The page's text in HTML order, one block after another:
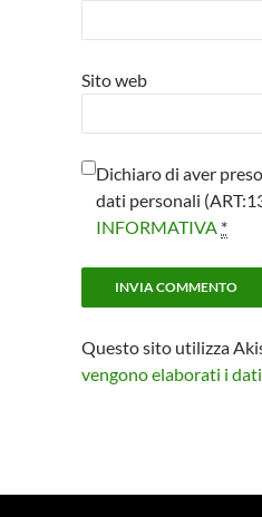
Sito web
Dichiaro di aver
dati personali
INFORMATIVA *
Questo sito utilizza
vengono elaborati i